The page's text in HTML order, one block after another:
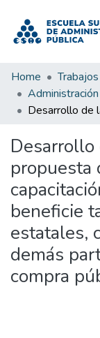
Home
propuesta
beneficie
estatales,
demás
compra